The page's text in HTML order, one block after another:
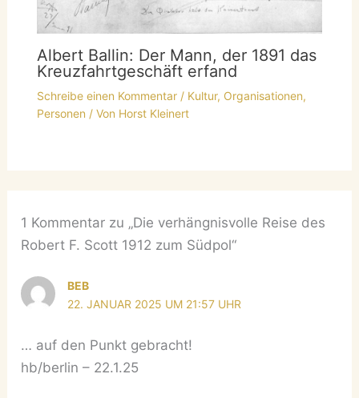
Albert Ballin: Der Mann, der 1891 das
Kreuzfahrtgeschäft erfand
Schreibe einen Kommentar / Kultur, Organisationen,
Personen / Von Horst Kleinert
1 Kommentar zu „Die verhängnisvolle Reise des
Robert F. Scott 1912 zum Südpol“
BEB
22. JANUAR 2025 UM 21:57 UHR
… auf den Punkt gebracht!
hb/berlin – 22.1.25